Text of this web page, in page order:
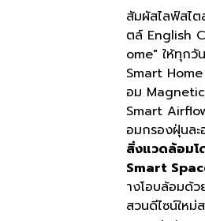
สัมผัสไลฟ์สไ
ตล์ English
ome" ให้ทุกวั
Smart
อม
Smart
อมกรองฝุ่นล
สิ่งแวดล้อมโ
Smart
างโอบล้อมด้
สวนดีไซน์ให